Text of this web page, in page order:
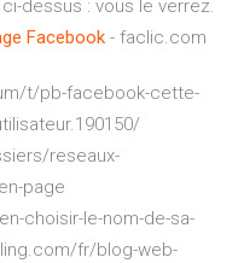
dessus : vous le verrez.
Facebook - faclic.com
t/pb-facebook-cette-
reseaux-
page
choisir-le-nom-de-sa-
fr/blog-web-